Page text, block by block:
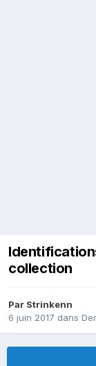
collection
Par Strinkenn
6 juin 2017 dans